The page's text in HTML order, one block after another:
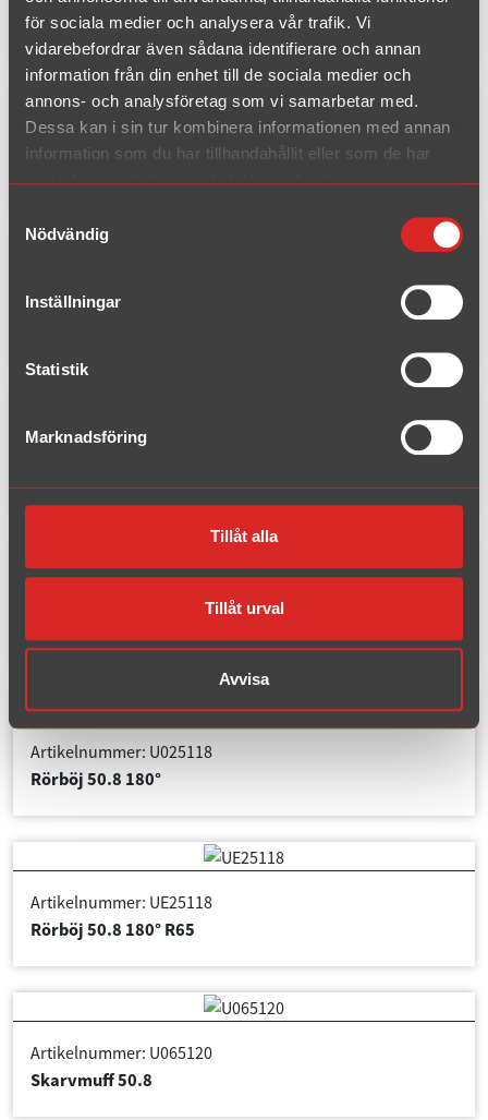
för sociala medier och analysera vår trafik. Vi
vidarebefordrar även sådana identifierare och annan
information från din enhet till de sociala medier och
annons- och analysföretag som vi samarbetar med.
Dessa kan i sin tur kombinera informationen med annan
information som du har tillhandahållit eller som de har
samlat in när du har använt deras tjänster.
Nödvändig
Inställningar
Statistik
Marknadsföring
Tillåt alla
Tillåt urval
Avvisa
Rörböj med muff 50.8 30°
Artikelnummer: U025145
Artikelnummer: U025160
Artikelnummer: U025190
Artikelnummer: UE25190
Artikelnummer: U025118
Rörböj 50.8 180°
Artikelnummer: UE25118
Rörböj 50.8 180° R65
Artikelnummer: U065120
Skarvmuff 50.8